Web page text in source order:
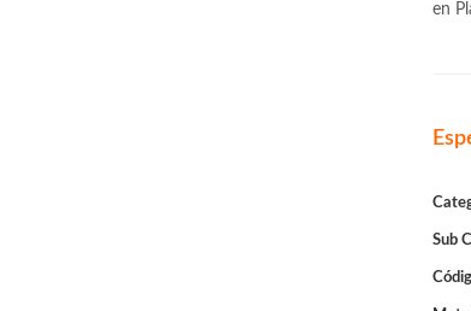
en
Sub